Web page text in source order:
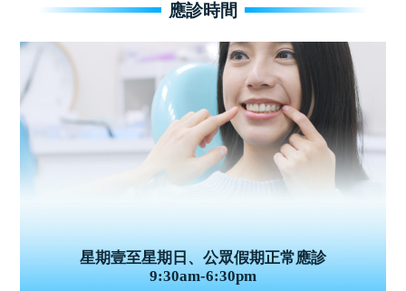
應診時間
星期壹至星期日、公眾假期正常應診
9:30am-6:30pm